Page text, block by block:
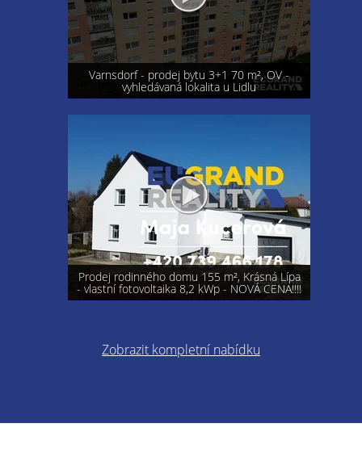
Varnsdorf - prodej bytu 3+1 70 m², OV -
vyhledávaná lokalita u Lidlu
Prodej rodinného domu 155 m², Krásná Lípa
- vlastní fotovoltaika 8,2 kWp - NOVÁ CENA!!!!
Zobrazit kompletní nabídku